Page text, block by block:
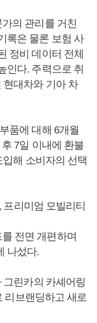
의 관리를 거친
록은 물론 보험 사
정비 데이터 전체
인다. 주력으로 취
현대차와 기아 차
품에 대해 6개월
7일 이내에 환불
입해 소비자의 선택
프리미엄 모빌리티
전면 개편하며
나섰다.
그린카의 카셰어링
리브랜딩하고 새로